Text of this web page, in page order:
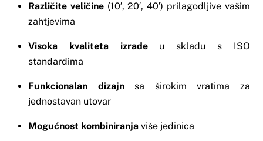
Različite veličine(10′, 20′, 40′) prilagodljive vašim
zahtjevima
Visoka kvaliteta izradeu skladu s ISO
standardima
Funkcionalan dizajnsa širokim vratima za
jednostavan utovar
Mogućnost kombiniranja više jedinica